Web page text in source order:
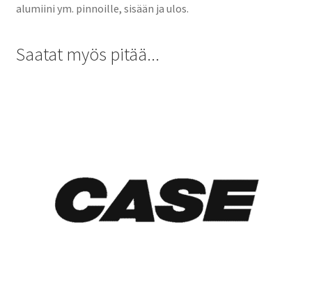
alumiini ym. pinnoille, sisään ja ulos.
Saatat myös pitää...